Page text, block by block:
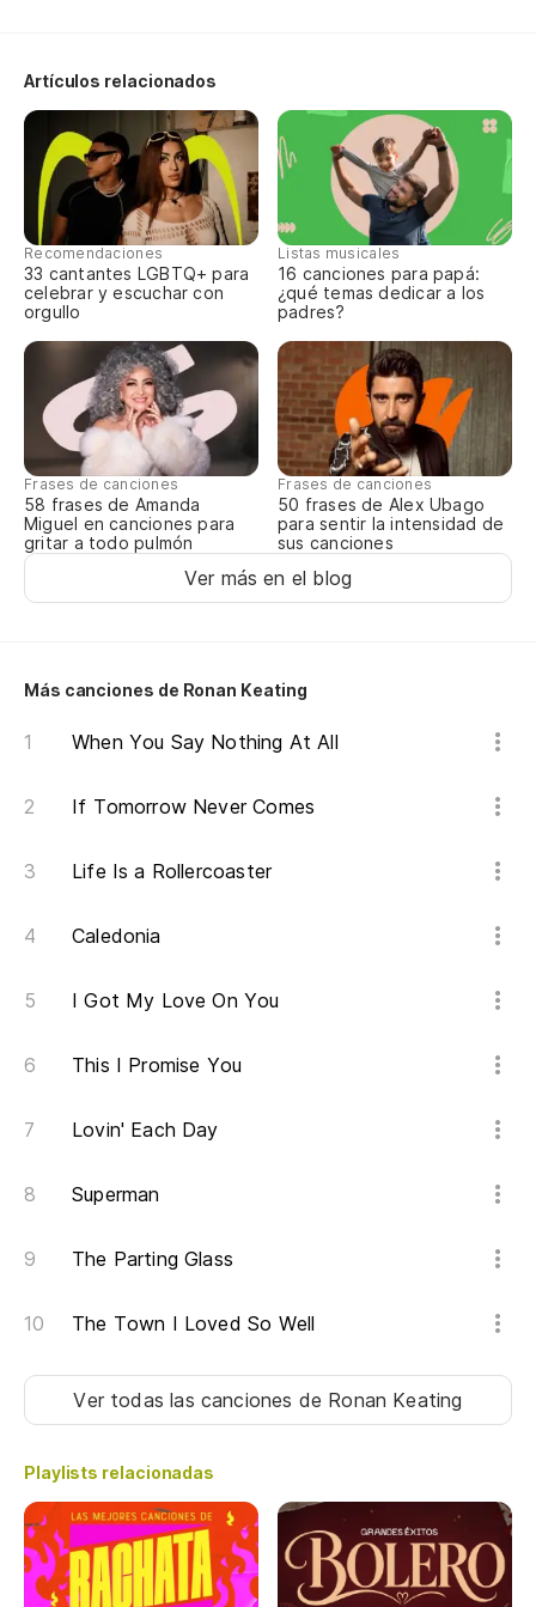
Artículos relacionados
Recomendaciones
33 cantantes LGBTQ+ para
celebrar y escuchar con
orgullo
Listas musicales
16 canciones para papá:
¿qué temas dedicar a los
padres?
Frases de canciones
58 frases de Amanda
Miguel en canciones para
gritar a todo pulmón
Frases de canciones
50 frases de Alex Ubago
para sentir la intensidad de
sus canciones
Ver más en el blog
Más canciones de Ronan Keating
When You Say Nothing At All
If Tomorrow Never Comes
Life Is a Rollercoaster
Caledonia
I Got My Love On You
This I Promise You
Lovin' Each Day
Superman
The Parting Glass
The Town I Loved So Well
Ver todas las canciones de Ronan Keating
Playlists relacionadas